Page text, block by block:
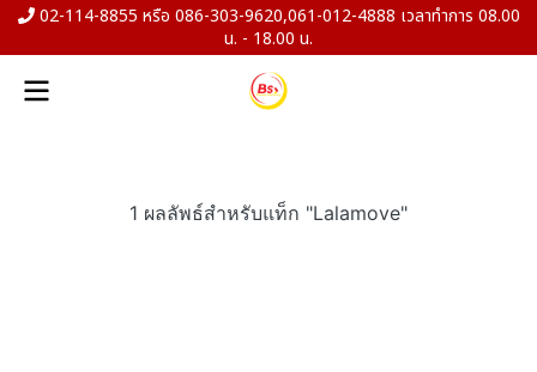
02-114-8855 หรือ 086-303-9620,061-012-4888 เวลาทำการ 08.00
น. - 18.00 น.
1 ผลลัพธ์สำหรับแท็ก "Lalamove"